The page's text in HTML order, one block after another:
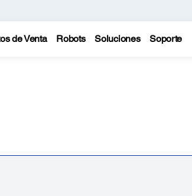
de Venta Robots Soluciones Soporte